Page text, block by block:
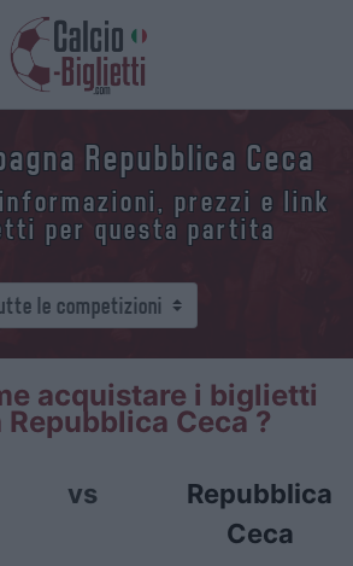
Repubblica Ceca
prezzi e link
per questa partita
acquistare i biglietti
Repubblica Ceca ?
vs
Repubblica
Ceca